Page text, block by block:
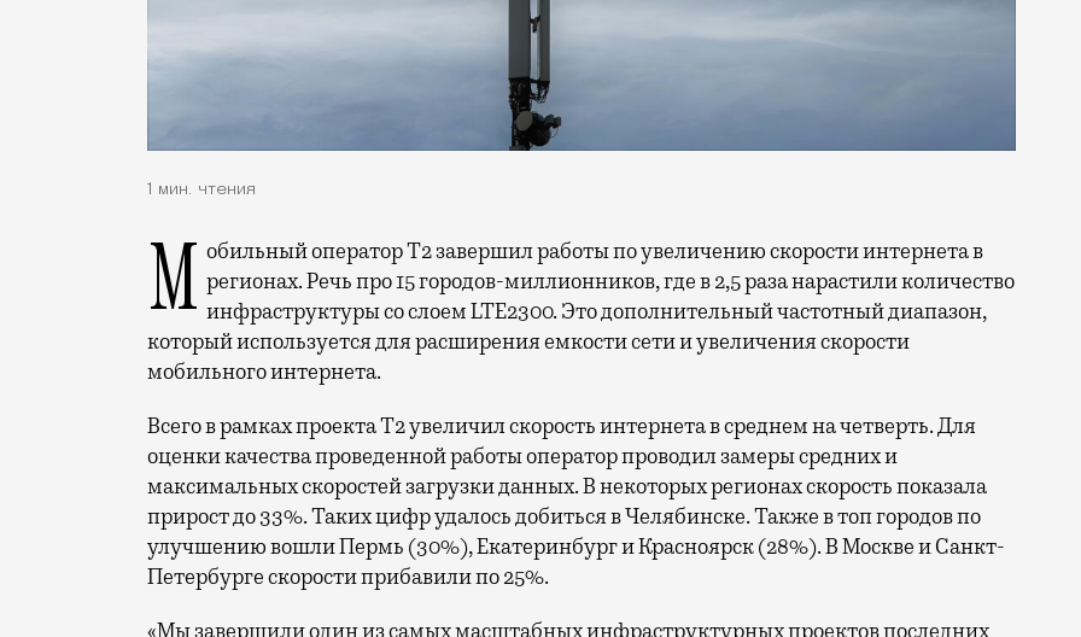
1 мин. чтения
Мобильный оператор Т2 завершил работы по увеличению скорости интернета в регионах. Речь про 15 городов-миллионников, где в 2,5 раза нарастили количество
инфраструктуры со слоем LTE2300. Это дополнительный частотный диапазон,
который используется для расширения емкости сети и увеличения скорости
мобильного интернета.
Всего в рамках проекта Т2 увеличил скорость интернета в среднем на четверть. Для
оценки качества проведенной работы оператор проводил замеры средних и
максимальных скоростей загрузки данных. В некоторых регионах скорость показала
прирост до 33%. Таких цифр удалось добиться в Челябинске. Также в топ городов по
улучшению вошли Пермь (30%), Екатеринбург и Красноярск (28%). В Москве и Санкт-
Петербурге скорости прибавили по 25%.
«Мы завершили один из самых масштабных инфраструктурных проектов последних